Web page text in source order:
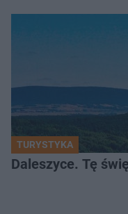
TURYSTYKA
Daleszyce. Tę